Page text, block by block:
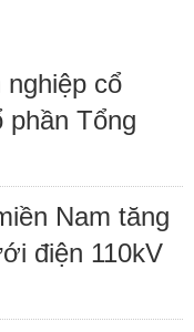
nghiệp cổ
phần Tổng
Nam tăng
điện 110kV